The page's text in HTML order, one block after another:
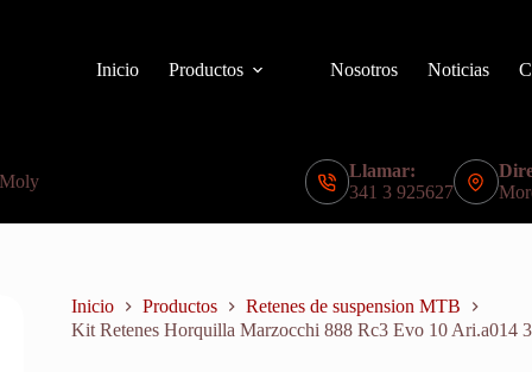
Inicio
Productos Nosotros Noticias
Llamar:
341 3 925627
Inicio Productos
Retenes de suspension MTB
Kit Retenes Horquilla Marzocchi 888 Rc3 Evo 10 Ari.a014